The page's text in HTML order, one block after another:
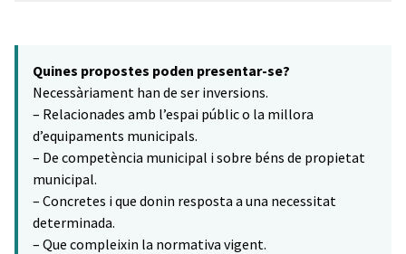
−
Quines propostes poden presentar-se?
Necessàriament han de ser inversions.
– Relacionades amb l’espai públic o la millora
d’equipaments municipals.
– De competència municipal i sobre béns de propietat
municipal.
– Concretes i que donin resposta a una necessitat
determinada.
– Que compleixin la normativa vigent.